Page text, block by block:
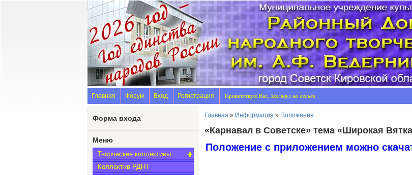
Главная Форум Вход Регистрация Приветствую Вас, Заглянул на огонёк
Форма входа
Меню
Творческие коллективы
Коллектив РДНТ
Главная » Информация » Положения
«Карнавал в Советске» тема «Широкая
Положение с приложением можно